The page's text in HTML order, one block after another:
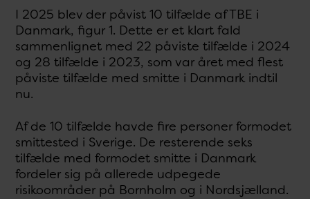
I 2025 blev der påvist 10 tilfælde af TBE i
Danmark, figur 1. Dette er et klart fald
sammenlignet med 22 påviste tilfælde i 2024
og 28 tilfælde i 2023, som var året med flest
påviste tilfælde med smitte i Danmark indtil
nu.
Af de 10 tilfælde havde fire personer formodet
smittested i Sverige. De resterende seks
tilfælde med formodet smitte i Danmark
fordeler sig på allerede udpegede
risikoområder på Bornholm og i Nordsjælland.